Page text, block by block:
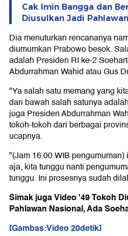
Cak Imin Bangga dan
Diusulkan Jadi Pahlawan
Dia menuturkan rencananya
diumumkan Prabowo besok.
adalah Presiden RI ke-2
Abdurrahman Wahid atau Gus
"Ya salah satu memang yang
dari bawah salah satunya
juga Presiden Abdurrahman
tokoh-tokoh dari berbagai
ucapnya.
"(Jam 16.00 WIB
aja, kita tunggu nanti
tunggu. Ini prosesnya sudah
Simak juga Video '49 Tokoh
Pahlawan Nasional, Ada
[Gambas:Video 20detik]